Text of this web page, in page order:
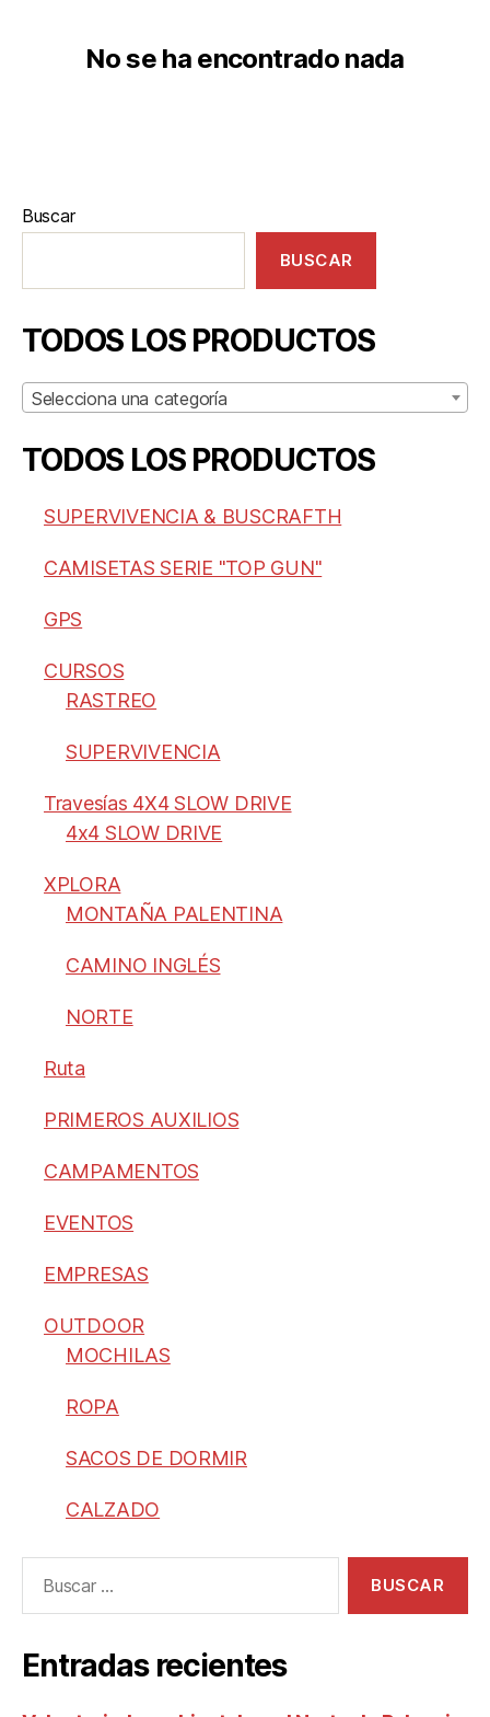
No se ha encontrado nada
Buscar
BUSCAR
TODOS LOS PRODUCTOS
Selecciona una categoría
TODOS LOS PRODUCTOS
SUPERVIVENCIA & BUSCRAFTH
CAMISETAS SERIE "TOP GUN"
GPS
CURSOS
RASTREO
SUPERVIVENCIA
Travesías 4X4 SLOW DRIVE
4x4 SLOW DRIVE
XPLORA
MONTAÑA PALENTINA
CAMINO INGLÉS
NORTE
Ruta
PRIMEROS AUXILIOS
CAMPAMENTOS
EVENTOS
EMPRESAS
OUTDOOR
MOCHILAS
ROPA
SACOS DE DORMIR
CALZADO
Entradas recientes